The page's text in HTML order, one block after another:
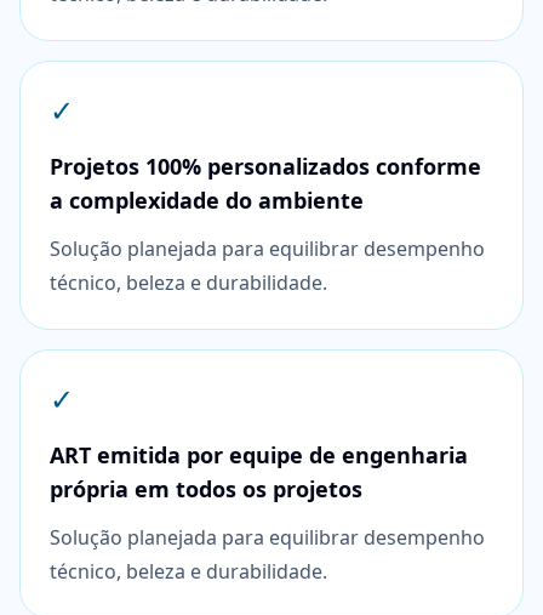
✓
Projetos 100% personalizados conforme
a complexidade do ambiente
Solução planejada para equilibrar desempenho
técnico, beleza e durabilidade.
✓
ART emitida por equipe de engenharia
própria em todos os projetos
Solução planejada para equilibrar desempenho
técnico, beleza e durabilidade.